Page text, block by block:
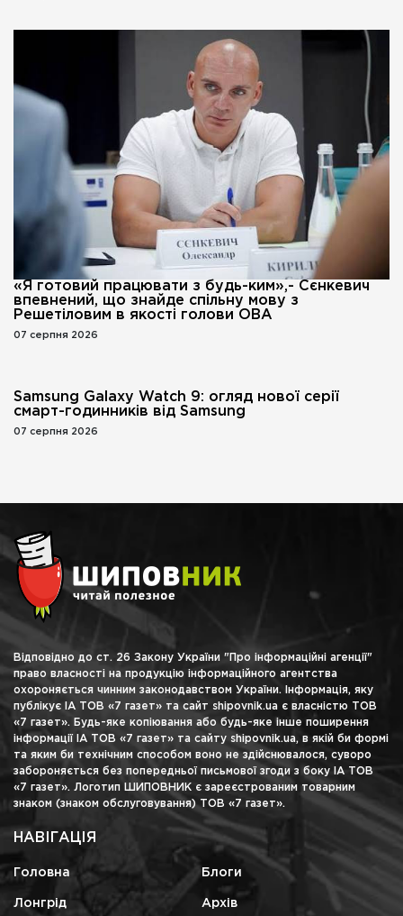
«Я готовий працювати з будь-ким»,- Сєнкевич
впевнений, що знайде спільну мову з
Решетіловим в якості голови ОВА
07 серпня 2026
Samsung Galaxy Watch 9: огляд нової серії
смарт-годинників від Samsung
07 серпня 2026
Відповідно до ст. 26 Закону України "Про інформаційні агенції"
право власності на продукцію інформаційного агентства
охороняється чинним законодавством України. Інформація, яку
публікує ІА ТОВ «7 газет» та сайт shipovnik.ua є власністю ТОВ
«7 газет». Будь-яке копіювання або будь-яке інше поширення
інформації ІА ТОВ «7 газет» та сайту shipovnik.ua, в якій би формі
та яким би технічним способом воно не здійснювалося, суворо
забороняється без попередньої письмової згоди з боку ІА ТОВ
«7 газет». Логотип ШИПОВНИК є зареєстрованим товарним
знаком (знаком обслуговування) ТОВ «7 газет».
НАВІГАЦІЯ
Головна Блоги
Лонгрід Архів